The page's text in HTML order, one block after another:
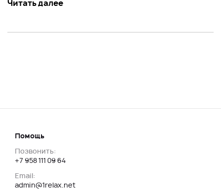
Читать далее
Помощь
Позвонить:
+7 958 111 09 64
Email:
admin@1relax.net